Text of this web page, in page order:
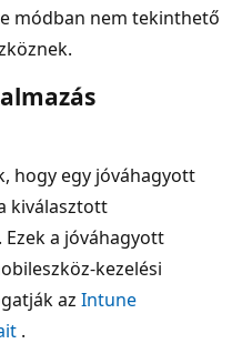
módban nem tekinthető
hogy egy jóváhagyott
kiválasztott
a jóváhagyott
kezelési
az Intune
.